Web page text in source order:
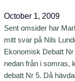
d
i
r
k
October 1, 2009
Sent omsider har
mitt svar på Nils
Ekonomisk Debatt
nedan från i somras,
debatt Nr 5. Då